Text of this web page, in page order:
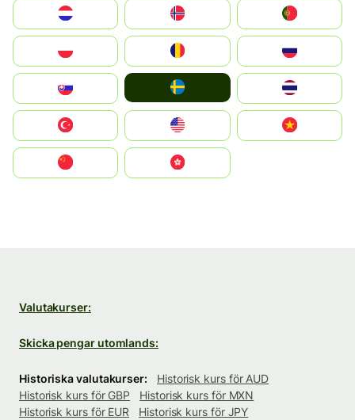
United States
中國香港特別行政區
Valutakurser:
Skicka pengar utomlands:
Historiska valutakurser:
Historisk kurs för AUD
Historisk kurs för GBP
Historisk kurs för MXN
Historisk kurs för EUR
Historisk kurs för JPY